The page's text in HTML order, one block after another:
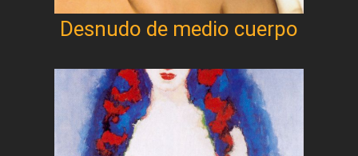
Desnudo de medio cuerpo